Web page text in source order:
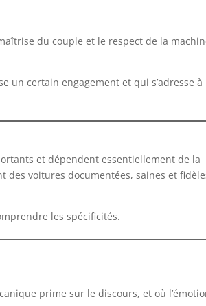
du couple et le respect de la
un certain engagement et qui s’adresse à
et dépendent essentiellement de la
voitures documentées, saines et
les spécificités.
prime sur le discours, et où